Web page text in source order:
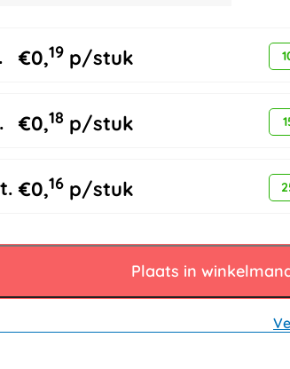
€0,19 p/stuk
€0,18 p/stuk
€0,16 p/stuk
Plaats in